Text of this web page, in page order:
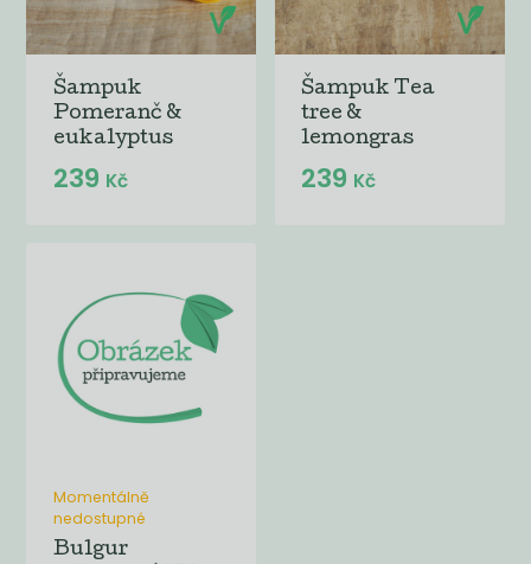
Šampuk
Pomeranč &
eukalyptus
239 Kč
Šampuk Tea
tree &
lemongras
239 Kč
Momentálně
nedostupné
Bulgur